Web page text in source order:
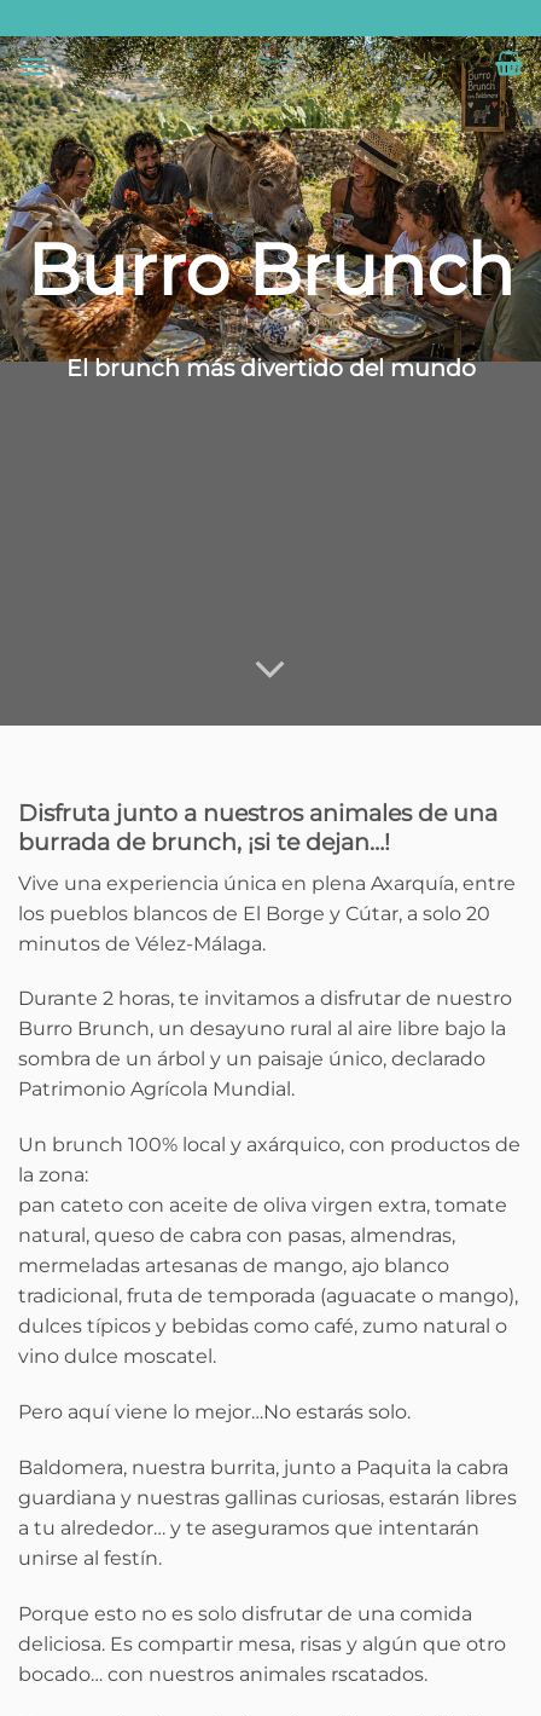
al
contenido
Burro Brunch
El brunch más divertido del mundo
Disfruta junto a nuestros animales de una
burrada de brunch, ¡si te dejan…!
Vive una experiencia única en plena Axarquía, entre
los pueblos blancos de El Borge y Cútar, a solo 20
minutos de Vélez-Málaga.
Durante 2 horas, te invitamos a disfrutar de nuestro
Burro Brunch, un desayuno rural al aire libre bajo la
sombra de un árbol y un paisaje único, declarado
Patrimonio Agrícola Mundial.
Un brunch 100% local y axárquico, con productos de
la zona:
pan cateto con aceite de oliva virgen extra, tomate
natural, queso de cabra con pasas, almendras,
mermeladas artesanas de mango, ajo blanco
tradicional, fruta de temporada (aguacate o mango),
dulces típicos y bebidas como café, zumo natural o
vino dulce moscatel.
Pero aquí viene lo mejor…No estarás solo.
Baldomera, nuestra burrita, junto a Paquita la cabra
guardiana y nuestras gallinas curiosas, estarán libres
a tu alrededor… y te aseguramos que intentarán
unirse al festín.
Porque esto no es solo disfrutar de una comida
deliciosa. Es compartir mesa, risas y algún que otro
bocado… con nuestros animales rscatados.